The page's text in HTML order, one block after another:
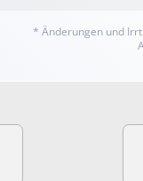
* Änderungen und